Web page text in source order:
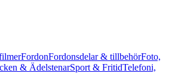
FordonFordonsdelar & tillbehörFoto,
& ÄdelstenarSport & FritidTelefoni,